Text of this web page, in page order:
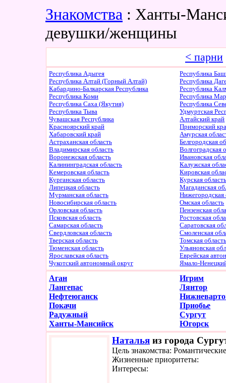
Знакомства : Ханты-
девушки/женщины
< парни
Республика Адыгея
Республика
Республика Алтай (Горный Алтай)
Республика
Кабардино-Балкарская Республика
Республика
Республика Коми
Республика
Республика Саха (Якутия)
Республика
Республика Тыва
Удмуртская
Чувашская Республика
Алтайский край
Красноярский край
Приморский
Хабаровский край
Амурская
Астраханская область
Белгородская
Владимирская область
Волгоградская
Воронежская область
Ивановская
Калининградская область
Калужская
Кемеровская область
Кировская
Курганская область
Курская
Липецкая область
Магаданская
Мурманская область
Нижегородская
Новосибирская область
Омская область
Орловская область
Пензенская
Псковская область
Ростовская
Самарская область
Саратовская
Свердловская область
Смоленская
Тверская область
Томская
Тюменская область
Ульяновская
Ярославская область
Еврейская
Чукотский автономный округ
Ямало-
Аган
Игрим
Лангепас
Лянтор
Нефтеюганск
Покачи
Приобье
Радужный
Сургут
Ханты-Мансийск
Югорск
Наталья из города
Цель знакомства:
Жизненные приоритеты:
Интересы: